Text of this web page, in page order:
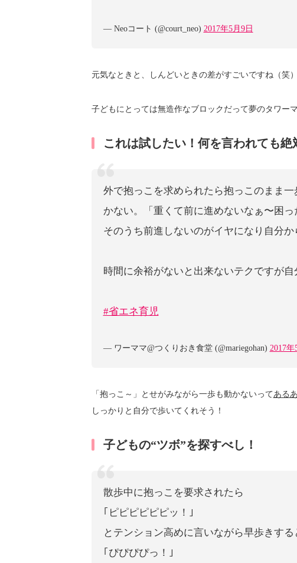
— Neoコート (@court_neo) 2017年5月9日
元気なときと、しんどいときの差がすごいですね（笑）
子どもにとっては無造作なブロックだって夢のタワー
これは試したい！何を言われても絶
外で抱っこを求められたら抱っこのまま
かない。「重くて前に進めないなぁ〜困っ
そのうち前進しないのがイヤになり自分か
時間に余裕がないと出来ないテクですが自
#省エネ育児
— ワーママ@つくりおき食堂 (@mariegohan) 2017年
「抱っこ～」とせがみながら一歩も動かないってある
しっかりと自分で歩いてくれそう！
子どもの“ツボ”を探すべし！
散歩中に抱っこを要求されたら
｢ピピピピピピッ！｣
とテンション高めに言いながら早歩きする
｢ぴぴぴぴっ！｣